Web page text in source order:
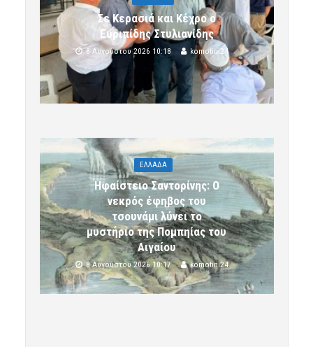
Σε Κερασιά και Κέχρο ο
Ευριπίδης Στυλιανίδης
8 Αυγούστου 2026 10:18 komotini24
ΕΛΛΑΔΑ
Ηφαίστειο Σαντορίνης: Ο
νεκρός έφηβος του
τσουνάμι λύνει το
μυστήριο της Πομπηίας του
Αιγαίου
8 Αυγούστου 2026 10:17 komotini24